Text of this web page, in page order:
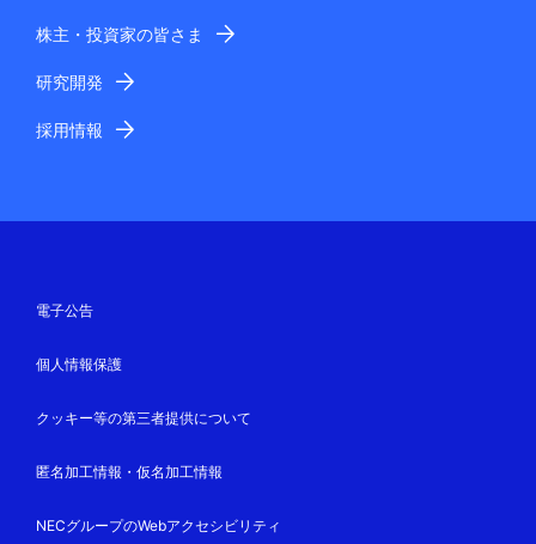
株主・投資家の皆さま
研究開発
採用情報
電子公告
個人情報保護
クッキー等の第三者提供について
匿名加工情報・仮名加工情報
NECグループのWebアクセシビリティ